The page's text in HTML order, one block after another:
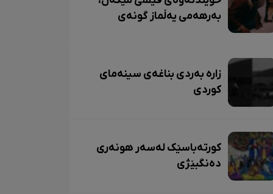
بەرهەمی یەڵماز گونەی
زاره بەردی بناغەی سینەمای
کوردی
کورتەباسێک لەسەر هونەری
دەنگبێژی